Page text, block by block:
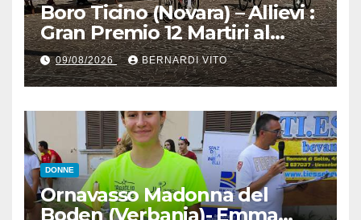
Boro Ticino (Novara) – Allievi :
Gran Premio 12 Martiri al
trentino Pietro Valenti
(Ciclistica Dro) con 1’30” sul
bergamasco Pietro resca (SC
Romanese) – Servizio
fotografico di Luciano
Pedretti
09/08/2026 BERNARDI VITO
DONNE
Ornavasso Madonna del
Boden (Verbania)- Emma